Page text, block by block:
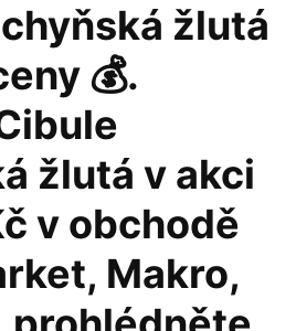
žlutá
💰.
žlutá v akci
v obchodě
Makro,